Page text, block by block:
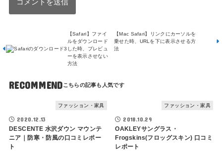
【Safari】ファイ
ルをダウンロード
した時、プレビュ
ーを表示させない
方法
【Mac Safari】リンクにカーソルを
乗せた時、URLを下に表示させる方
法
RECOMMEND
ファッション・家具
2020.12.13
DESCENTE 水沢ダウン マウンテ
ニア｜防寒・防風の口コミレポー
ト
ファッション・家具
2018.10.29
OAKLEYサングラス・
Frogskins(フロッグスキン) 口コミ
レポート